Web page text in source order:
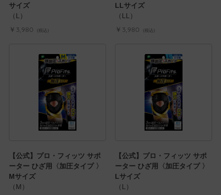
サイズ
（L）
￥3,980 (税込)
LLサイズ
（LL）
￥3,980 (税込)
【公式】プロ・フィッツ サポ
ーター ひざ用〈加圧タイプ 〉
Mサイズ
（M）
【公式】プロ・フィッツ サポ
ーター ひざ用〈加圧タイプ 〉
Lサイズ
（L）